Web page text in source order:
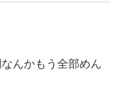
んかもう全部めん